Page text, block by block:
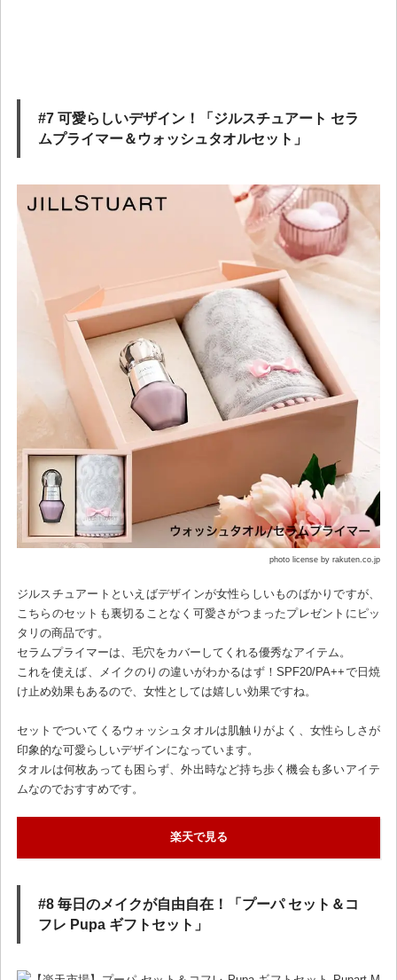
#7 可愛らしいデザイン！「ジルスチュアート セラ
ムプライマー＆ウォッシュタオルセット」
photo license by rakuten.co.jp
ジルスチュアートといえばデザインが女性らしいものばかりですが、
こちらのセットも裏切ることなく可愛さがつまったプレゼントにピッ
タリの商品です。
セラムプライマーは、毛穴をカバーしてくれる優秀なアイテム。
これを使えば、メイクのりの違いがわかるはず！SPF20/PA++で日焼
け止め効果もあるので、女性としては嬉しい効果ですね。
セットでついてくるウォッシュタオルは肌触りがよく、女性らしさが
印象的な可愛らしいデザインになっています。
タオルは何枚あっても困らず、外出時など持ち歩く機会も多いアイテ
ムなのでおすすめです。
楽天で見る
#8 毎日のメイクが自由自在！「プーパ セット＆コ
フレ Pupa ギフトセット」